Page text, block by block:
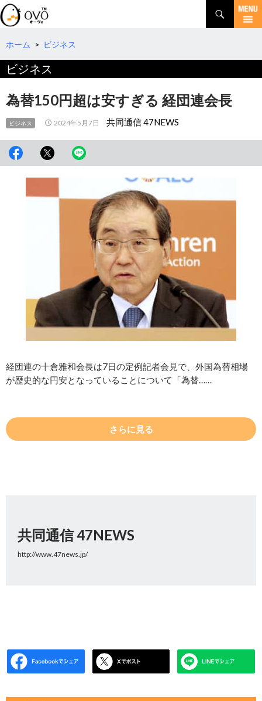
検
索
コ
テ
へ
動
ホーム > ビジネス
ビジネス
為替150円超は安すぎる 経団連会長
ビジネス 2024年5月7日 共同通信 47NEWS
経団連の十倉雅和会長は7日の定例記者会見で、外国為替相場
が歴史的な円安となっていることについて「為替……
さらに見る
共同通信 47NEWS
http://www.47news.jp/